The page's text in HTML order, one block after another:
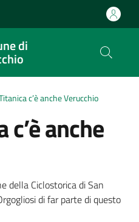
di
c’è anche Verucchio
anche
della Ciclostorica di San
di far parte di questo